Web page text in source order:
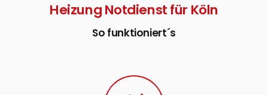
Heizung Notdienst für Köln
So funktioniert´s